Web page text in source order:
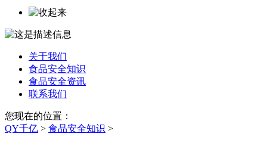
关于我们
食品安全知识
食品安全资讯
联系我们
您现在的位置：
QY千亿 > 食品安全知识 >